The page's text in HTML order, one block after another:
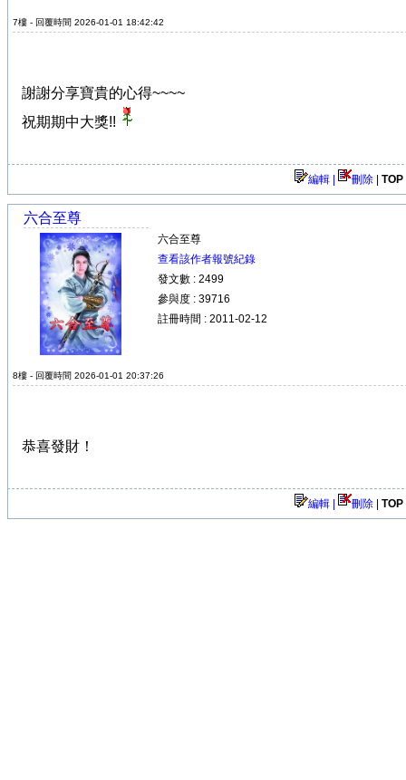
7樓 - 回覆時間 2026-01-01 18:42:42
謝謝分享寶貴的心得~~~~
祝期期中大獎!!
編輯 | 刪除 TOP
六合至尊
六合至尊
查看該作者報號紀錄
發文數 : 2499
參與度 : 39716
註冊時間 : 2011-02-12
8樓 - 回覆時間 2026-01-01 20:37:26
恭喜發財！
編輯 | 刪除 TOP